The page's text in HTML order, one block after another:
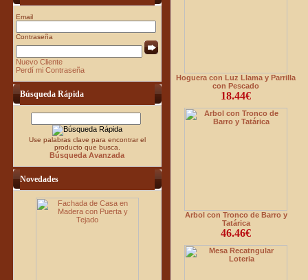
Email
Contraseña
Nuevo Cliente
Perdí mi Contraseña
Búsqueda Rápida
Use palabras clave para encontrar el
producto que busca.
Búsqueda Avanzada
Novedades
Hoguera con Luz Llama y Parrilla
con Pescado
18.44€
Arbol con Tronco de Barro y
Tatárica
46.46€